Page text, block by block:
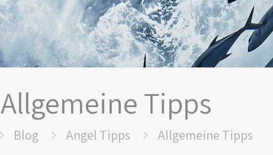
Allgemeine Tipps
Blog Angel Tipps Allgemeine Tipps